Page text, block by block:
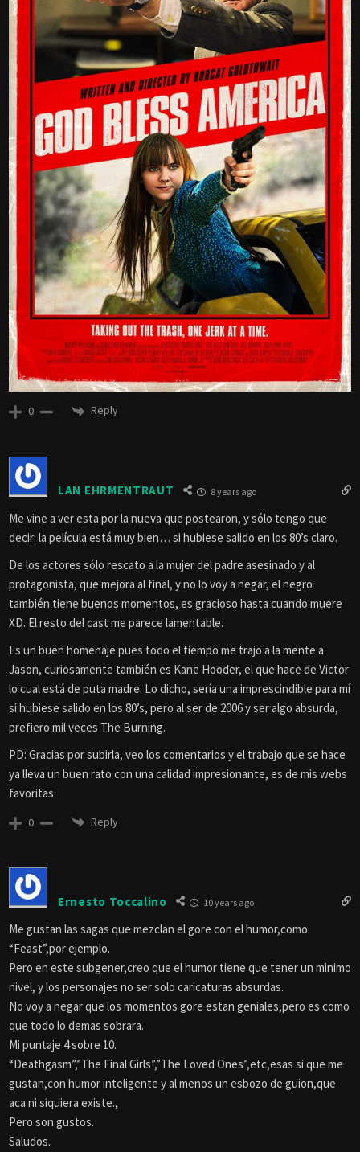
0 Reply
LAN EHRMENTRAUT 8 years ago
Me vine a ver esta por la nueva que postearon, y sólo tengo que
decir: la película está muy bien… si hubiese salido en los 80’s claro.
De los actores sólo rescato a la mujer del padre asesinado y al
protagonista, que mejora al final, y no lo voy a negar, el negro
también tiene buenos momentos, es gracioso hasta cuando muere
XD. El resto del cast me parece lamentable.
Es un buen homenaje pues todo el tiempo me trajo a la mente a
Jason, curiosamente también es Kane Hooder, el que hace de Victor
lo cual está de puta madre. Lo dicho, sería una imprescindible para mí
si hubiese salido en los 80’s, pero al ser de 2006 y ser algo absurda,
prefiero mil veces The Burning.
PD: Gracias por subirla, veo los comentarios y el trabajo que se hace
ya lleva un buen rato con una calidad impresionante, es de mis webs
favoritas.
0 Reply
Ernesto Toccalino 10 years ago
Me gustan las sagas que mezclan el gore con el humor,como
“Feast”,por ejemplo.
Pero en este subgener,creo que el humor tiene que tener un minimo
nivel, y los personajes no ser solo caricaturas absurdas.
No voy a negar que los momentos gore estan geniales,pero es como
que todo lo demas sobrara.
Mi puntaje 4 sobre 10.
“Deathgasm”,”The Final Girls”,”The Loved Ones”,etc,esas si que me
gustan,con humor inteligente y al menos un esbozo de guion,que
aca ni siquiera existe.,
Pero son gustos.
Saludos.